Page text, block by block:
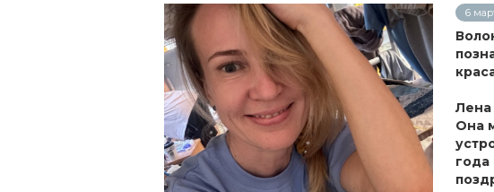
6
Лена
Она
года